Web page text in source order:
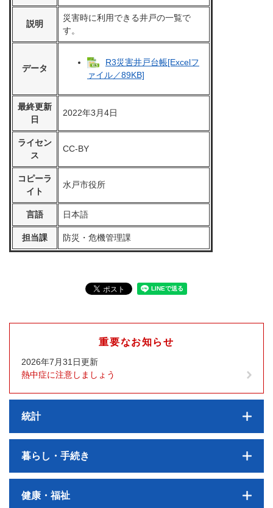
説明
災害時に利用できる井戸の一覧で
す。
データ
R3災害井戸台帳[Excelフ
ァイル／89KB]
最終更新
日
2022年3月4日
ライセン
ス
CC-BY
コピーラ
イト
水戸市役所
言語 日本語
担当課 防災・危機管理課
重要なお知らせ
2026年7月31日更新
熱中症に注意しましょう
統計
暮らし・手続き
健康・福祉